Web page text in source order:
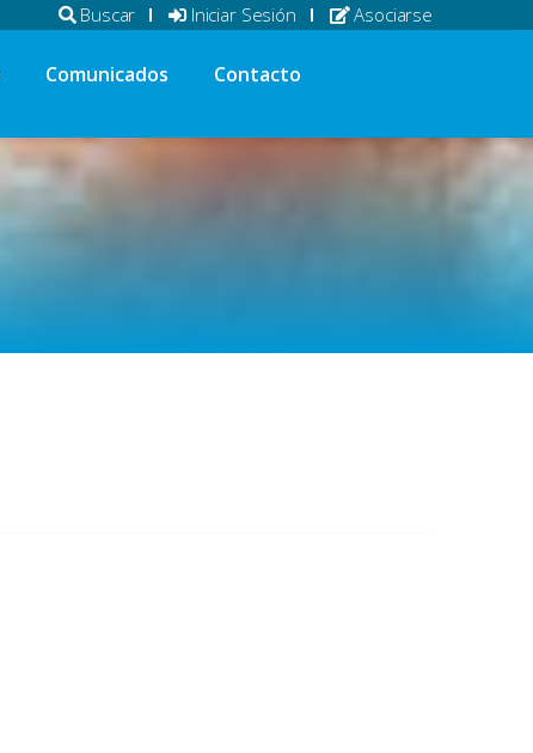
Buscar Iniciar Sesión Asociarse
Comunicados Contacto